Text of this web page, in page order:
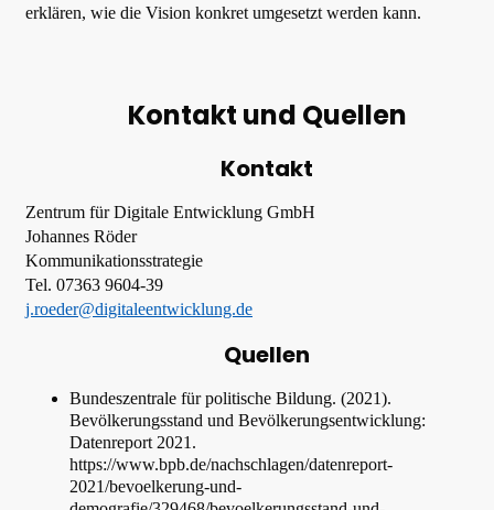
erklären, wie die Vision konkret umgesetzt werden kann.
Kontakt und Quellen
Kontakt
Zentrum für Digitale Entwicklung GmbH
Johannes Röder
Kommunikationsstrategie
Tel. 07363 9604-39
j.roeder@digitaleentwicklung.de
Quellen
Bundeszentrale für politische Bildung. (2021).
Bevölkerungsstand und Bevölkerungsentwicklung:
Datenreport 2021.
https://www.bpb.de/nachschlagen/datenreport-
2021/bevoelkerung-und-